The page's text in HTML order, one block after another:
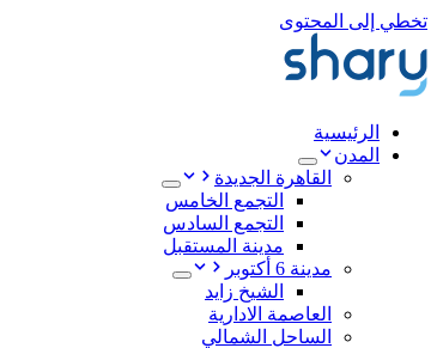
تخطي إلى المحتوى
الرئيسية
المدن
القاهرة الجديدة
التجمع الخامس
التجمع السادس
مدينة المستقبل
مدينة 6 أكتوبر
الشيخ زايد
العاصمة الادارية
الساحل الشمالي